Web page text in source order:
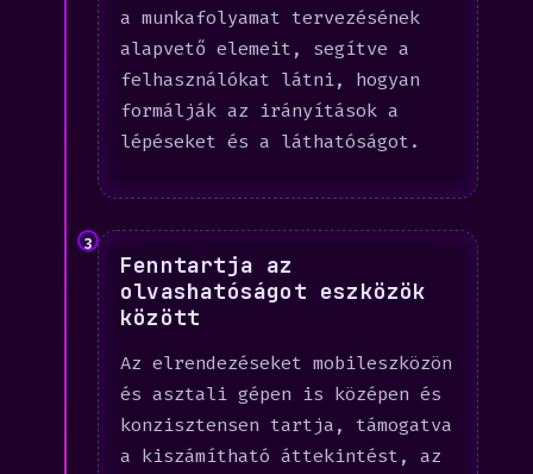
a munkafolyamat tervezésének
alapvető elemeit, segítve a
felhasználókat látni, hogyan
formálják az irányítások a
lépéseket és a láthatóságot.
3
Fenntartja az
olvashatóságot eszközök
között
Az elrendezéseket mobileszközön
és asztali gépen is középen és
konzisztensen tartja, támogatva
a kiszámítható áttekintést, az